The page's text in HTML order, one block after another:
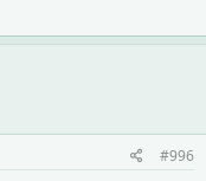
#996